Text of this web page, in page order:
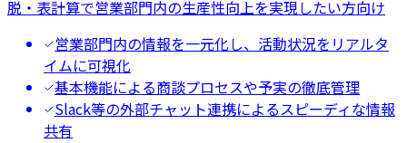
脱・表計算で営業部門内の生産性向上を実現したい方向け
営業部門内の情報を一元化し、活動状況をリアルタ
イムに可視化
基本機能による商談プロセスや予実の徹底管理
Slack等の外部チャット連携によるスピーディな情報
共有